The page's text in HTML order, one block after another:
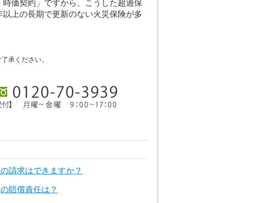
価契約」ですから、こうした超過保
上の長期で更新のない火災保険が多
承ください。
請求はできますか？
賠償責任は？